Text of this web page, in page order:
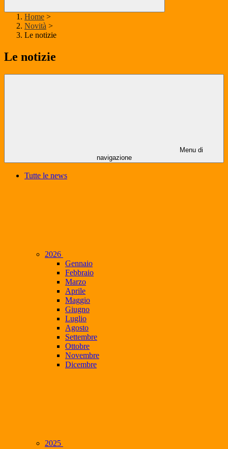
Home >
Novità >
Le notizie
Le notizie
Menu di
navigazione
Tutte le news
2026
Gennaio
Febbraio
Marzo
Aprile
Maggio
Giugno
Luglio
Agosto
Settembre
Ottobre
Novembre
Dicembre
2025